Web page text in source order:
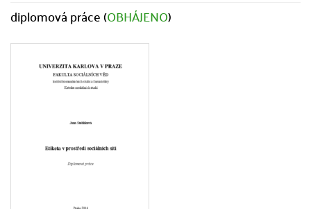
diplomová práce (OBHÁJENO)